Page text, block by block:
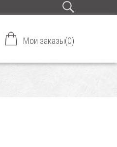
Мои заказы(0)